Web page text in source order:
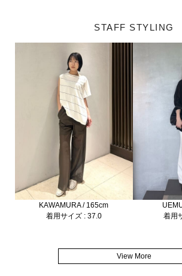
る絶え間ない対話。クリエイティブな対話を重ねな
※包装紙破損、箱破損につきましては本体に不良が
せていただいております。予めご了承ください。
STAFF STYLING
KAWAMURA / 165cm
着用サイズ : 37.0
着用
View More